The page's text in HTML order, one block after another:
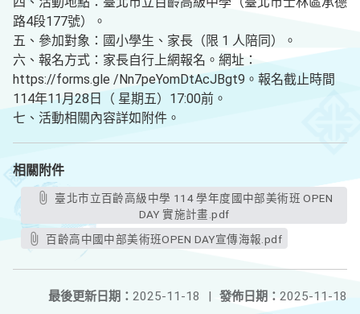
路4段177號）。
五、參加對象：國小學生、家長（限 1 人陪同）。
六、報名方式：家長自行上網報名。網址：
https://forms.gle /Nn7peYomDtAcJBgt9。報名截止時間
114年11月28日（ 星期五）17:00前。
七、活動相關內容詳如附件。
相關附件
DAY 實施計畫.pdf
百齡高中國中部美術班OPEN DAY宣傳海報.pdf
發佈日期： 2025-11-18
最後更新日期： 2025-11-18
|